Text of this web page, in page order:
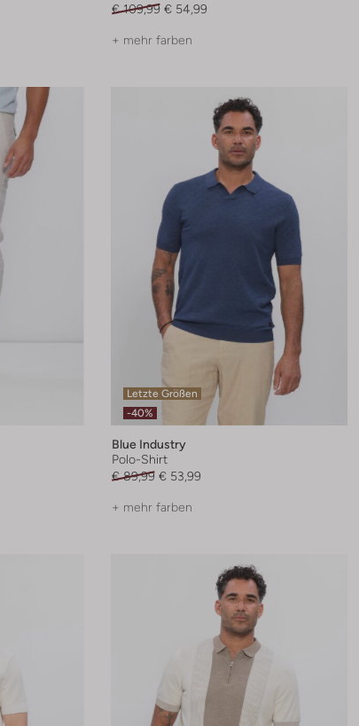
€ 109,99 € 54,99
+ mehr farben
Letzte Größen
-40%
Blue Industry
Polo-Shirt
€ 89,99 € 53,99
+ mehr farben